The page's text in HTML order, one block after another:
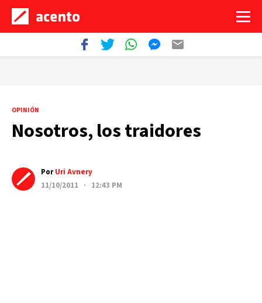
OPINIÓN
Nosotros, los traidores
PorUri Avnery
11/10/2011 · 12:43 PM